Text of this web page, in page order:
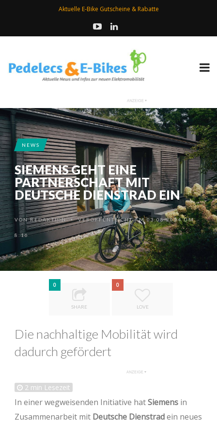
Aktuelle E-Bike Gutscheine & Rabatte
NEWS
SIEMENS GEHT EINE
PARTNERSCHAFT MIT
DEUTSCHE DIENSTRAD EIN
VONREDAKTION •VERÖFFENTLICHT AM 03.08.2024 UM
8:16
0
SHARE
0
LOVE
Die nachhaltige Mobilität wird
dadurch gefördert
2 min Lesezeit
In einer wegweisenden Initiative hatSiemens in
Zusammenarbeit mit Deutsche Dienstradein neues